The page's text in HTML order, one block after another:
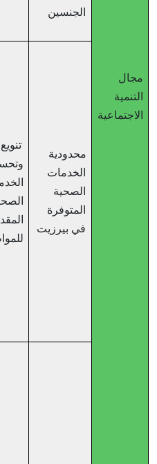
الجنسين
محدودية
الخدمات
المتوفرة
في بيرزيت
وتحسين
الخدمات
المقدمة
للمواطنين